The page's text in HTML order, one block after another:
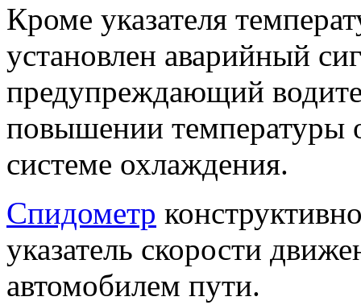
Кроме указателя
установлен аварийный
предупреждающий
повышении
системе охлаждения.
Спидометр
указатель скорости
автомобилем пути.